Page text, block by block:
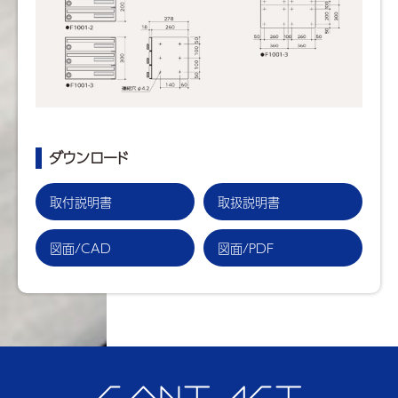
ダウンロード
取付説明書 取扱説明書
図面/CAD 図面/PDF